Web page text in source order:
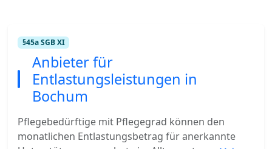
§45a SGB XI
Anbieter für
Entlastungsleistungen in
Bochum
Pflegebedürftige mit Pflegegrad können den
monatlichen Entlastungsbetrag für anerkannte